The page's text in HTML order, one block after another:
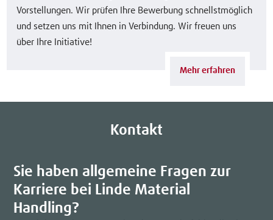
Vorstellungen. Wir prüfen Ihre Bewerbung schnellstmöglich
und setzen uns mit Ihnen in Verbindung. Wir freuen uns
über Ihre Initiative!
Mehr erfahren
Kontakt
Sie haben allgemeine Fragen zur
Karriere bei Linde Material
Handling?